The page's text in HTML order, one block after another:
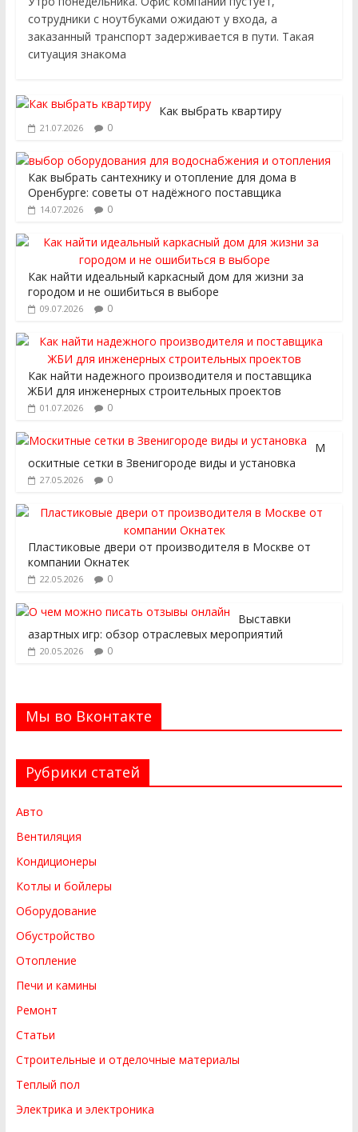
сотрудники с ноутбуками ожидают у входа, а
заказанный транспорт задерживается в пути. Такая
ситуация знакома
Как выбрать квартиру
21.07.2026 0
Как выбрать сантехнику и отопление для дома в
Оренбурге: советы от надёжного поставщика
14.07.2026 0
Как найти идеальный каркасный дом для жизни за
городом и не ошибиться в выборе
09.07.2026 0
Как найти надежного производителя и поставщика
ЖБИ для инженерных строительных проектов
01.07.2026 0
М
оскитные сетки в Звенигороде виды и установка
27.05.2026 0
Пластиковые двери от производителя в Москве от
компании Окнатек
22.05.2026 0
Выставки
азартных игр: обзор отраслевых мероприятий
20.05.2026 0
Мы во Вконтакте
Рубрики статей
Авто
Вентиляция
Кондиционеры
Котлы и бойлеры
Оборудование
Обустройство
Отопление
Печи и камины
Ремонт
Статьи
Строительные и отделочные материалы
Теплый пол
Электрика и электроника